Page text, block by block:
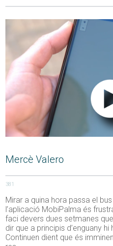
Mercè Valero
381
Mirar a quina hora passa el
l’aplicació MobiPalma és
faci devers dues setmanes
dir que a principis d’enguany
Continuen dient que és